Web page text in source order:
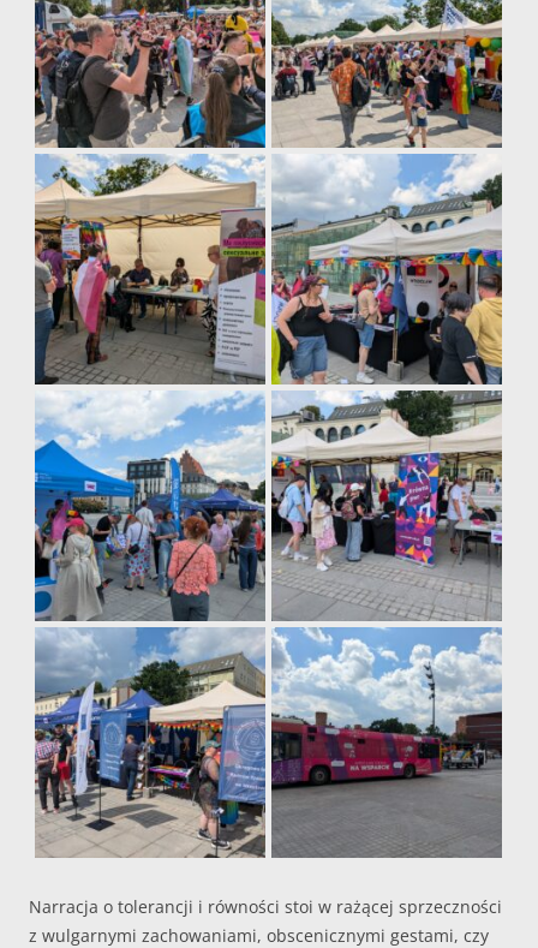
Narracja o tolerancji i równości stoi w rażącej sprzeczności
z wulgarnymi zachowaniami, obscenicznymi gestami, czy